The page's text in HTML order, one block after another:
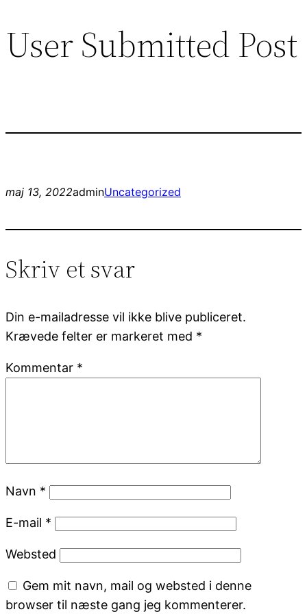
Spring
til
User Submitted Post
maj 13, 2022adminUncategorized
Skriv et svar
Din e-mailadresse vil ikke blive publiceret.
Krævede felter er markeret med *
Kommentar *
Navn *
E-mail *
Websted
Gem mit navn, mail og websted i denne
browser til næste gang jeg kommenterer.